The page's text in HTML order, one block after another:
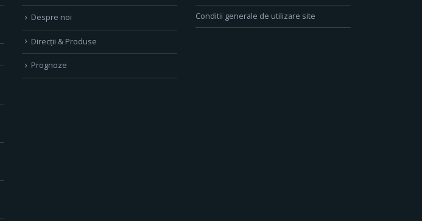
Despre noi
Direcţii & Produse
Prognoze
Conditii generale de utilizare site